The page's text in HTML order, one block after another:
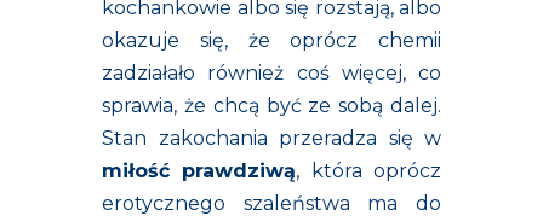
kochankowie albo się rozstają, albo
okazuje się, że oprócz chemii
zadziałało również coś więcej, co
sprawia, że chcą być ze sobą dalej.
Stan zakochania przeradza się w
miłość prawdziwą, która oprócz
erotycznego szaleństwa ma do